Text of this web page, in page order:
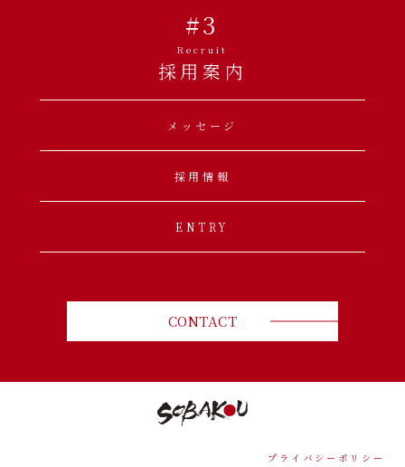
#3
Recruit
採用案内
メッセージ
採用情報
ENTRY
CONTACT
プライバシーポリシー